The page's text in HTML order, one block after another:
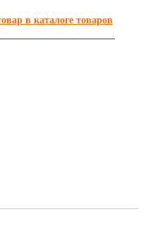
в каталоге товаров